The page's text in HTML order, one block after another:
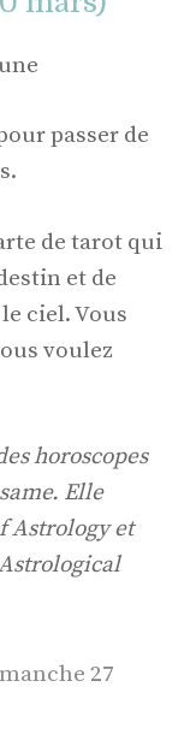
passer de
de tarot qui
et de
ciel. Vous
voulez
horoscopes
Elle
Astrology et
27